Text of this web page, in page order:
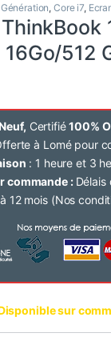
, Core i7,
512
Neuf, Certifié100%
à Lomé pour
: 1 heure et 3
commande : Délais
12 mois (Nos
sur